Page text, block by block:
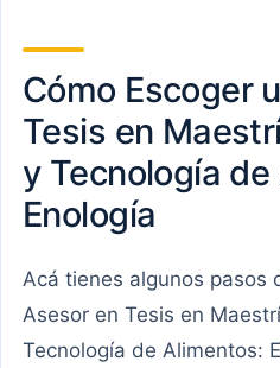
Cómo Escoger
Tesis en
y Tecnología
Enología
Acá tienes algunos pasos
Asesor en Tesis en
Tecnología de Alimentos: